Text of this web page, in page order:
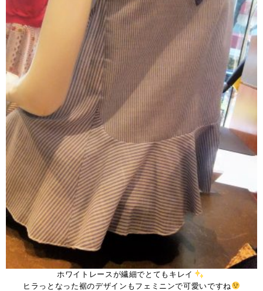
ホワイトレースが繊細でとてもキレイ
ヒラっとなった裾のデザインもフェミニンで可愛いですね